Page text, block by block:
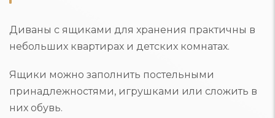
Диваны с ящиками для хранения практичны в
небольших квартирах и детских комнатах.
Ящики можно заполнить постельными
принадлежностями, игрушками или сложить в
них обувь.